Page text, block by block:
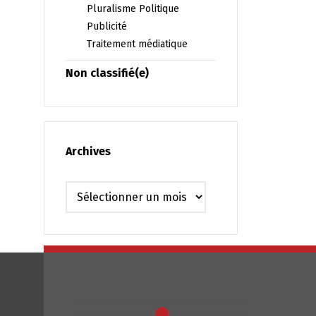
Pluralisme Politique
Publicité
Traitement médiatique
Non classifié(e)
Archives
Archives